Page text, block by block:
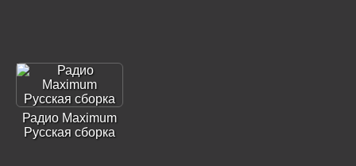
Радио Maximum
Русская сборка